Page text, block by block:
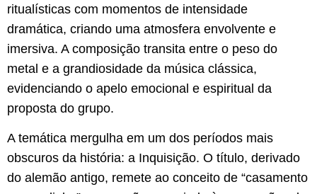
ritualísticas com momentos de intensidade
dramática, criando uma atmosfera envolvente e
imersiva. A composição transita entre o peso do
metal e a grandiosidade da música clássica,
evidenciando o apelo emocional e espiritual da
proposta do grupo.
​A temática mergulha em um dos períodos mais
obscuros da história: a Inquisição. O título, derivado
do alemão antigo, remete ao conceito de “casamento